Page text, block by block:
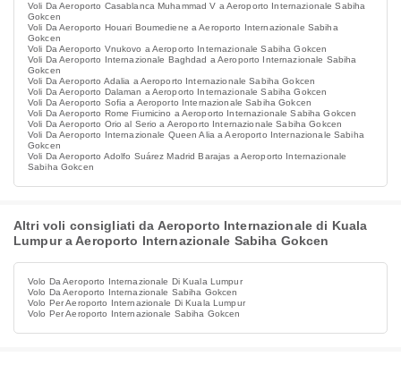
Voli Da Aeroporto Casablanca Muhammad V a Aeroporto Internazionale Sabiha
Gokcen
Voli Da Aeroporto Houari Boumediene a Aeroporto Internazionale Sabiha
Gokcen
Voli Da Aeroporto Vnukovo a Aeroporto Internazionale Sabiha Gokcen
Voli Da Aeroporto Internazionale Baghdad a Aeroporto Internazionale Sabiha
Gokcen
Voli Da Aeroporto Adalia a Aeroporto Internazionale Sabiha Gokcen
Voli Da Aeroporto Dalaman a Aeroporto Internazionale Sabiha Gokcen
Voli Da Aeroporto Sofia a Aeroporto Internazionale Sabiha Gokcen
Voli Da Aeroporto Rome Fiumicino a Aeroporto Internazionale Sabiha Gokcen
Voli Da Aeroporto Orio al Serio a Aeroporto Internazionale Sabiha Gokcen
Voli Da Aeroporto Internazionale Queen Alia a Aeroporto Internazionale Sabiha
Gokcen
Voli Da Aeroporto Adolfo Suárez Madrid Barajas a Aeroporto Internazionale
Sabiha Gokcen
Altri voli consigliati da Aeroporto Internazionale di Kuala
Lumpur a Aeroporto Internazionale Sabiha Gokcen
Volo Da Aeroporto Internazionale Di Kuala Lumpur
Volo Da Aeroporto Internazionale Sabiha Gokcen
Volo Per Aeroporto Internazionale Di Kuala Lumpur
Volo Per Aeroporto Internazionale Sabiha Gokcen